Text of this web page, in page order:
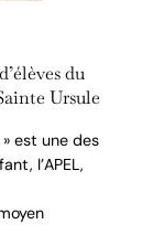
du
Ursule
est une des
l’APEL,